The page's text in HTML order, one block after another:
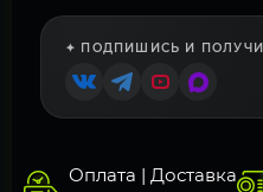
✦ ПОДПИШИСЬ И
Оплата | Доставка